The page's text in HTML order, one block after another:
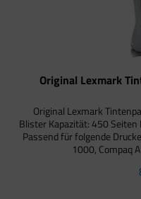
Original Lexmark
Original Lexmark
Blister Kapazität: 450 Seiten
Passend für folgende
1000, Compaq